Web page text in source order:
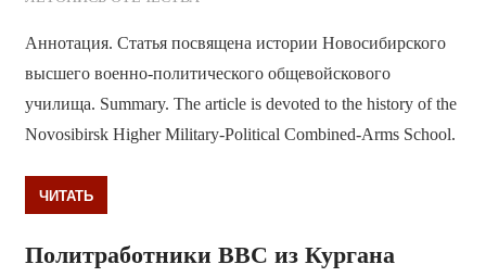
Аннотация. Статья посвящена истории Новосибирского
высшего военно-политического общевойскового
училища. Summary. The article is devoted to the history of the
Novosibirsk Higher Military-Political Combined-Arms School.
ЧИТАТЬ
Политработники ВВС из Кургана